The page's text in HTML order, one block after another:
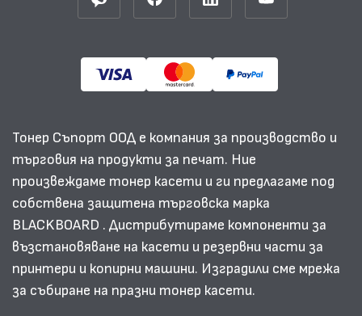
Тонер Съпорт ООД е компания за производство и
търговия на продукти за печат. Ние
произвеждаме тонер касети и ги предлагаме под
собствена защитена търговска марка
BLACKBOARD . Дистрибутираме компоненти за
възстановяване на касети и резервни части за
принтери и копирни машини. Изградили сме мрежа
за събиране на празни тонер касети.